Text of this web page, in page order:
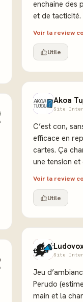
enchaine des
et de
Voir la review
Utile
Akoa
Site
C’est con,
efficace en
cartes. Ça
une tension
Voir la review
Utile
Site
Jeu
Perudo
main et la